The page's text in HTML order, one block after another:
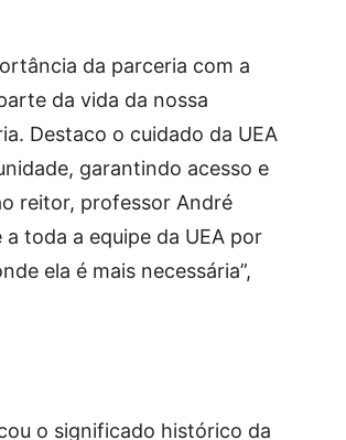
da parceria com a
da vida da nossa
Destaco o cuidado da UEA
garantindo acesso e
reitor, professor André
toda a equipe da UEA por
ela é mais necessária”,
o significado histórico da